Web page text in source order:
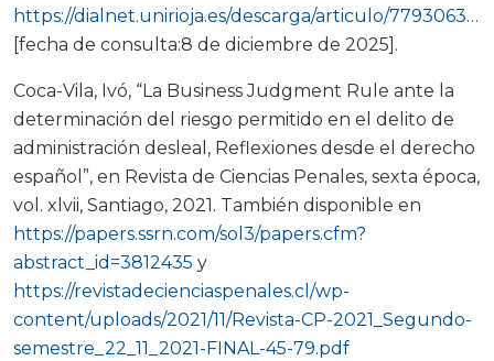
https://dialnet.unirioja.es/descarga/articulo/7793063.pdf
[fecha de consulta:8 de diciembre de 2025].
Coca-Vila, Ivó, “La Business Judgment Rule ante la
determinación del riesgo permitido en el delito de
administración desleal, Reflexiones desde el derecho
español”, en Revista de Ciencias Penales, sexta época,
vol. xlvii, Santiago, 2021. También disponible en
https://papers.ssrn.com/sol3/papers.cfm?
abstract_id=3812435 y
https://revistadecienciaspenales.cl/wp-
content/uploads/2021/11/Revista-CP-2021_Segundo-
semestre_22_11_2021-FINAL-45-79.pdf